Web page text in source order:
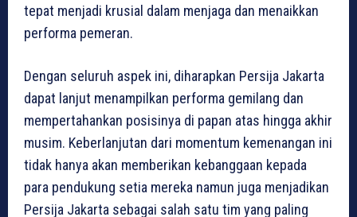
tepat menjadi krusial dalam menjaga dan menaikkan
performa pemeran.
Dengan seluruh aspek ini, diharapkan Persija Jakarta
dapat lanjut menampilkan performa gemilang dan
mempertahankan posisinya di papan atas hingga akhir
musim. Keberlanjutan dari momentum kemenangan ini
tidak hanya akan memberikan kebanggaan kepada
para pendukung setia mereka namun juga menjadikan
Persija Jakarta sebagai salah satu tim yang paling